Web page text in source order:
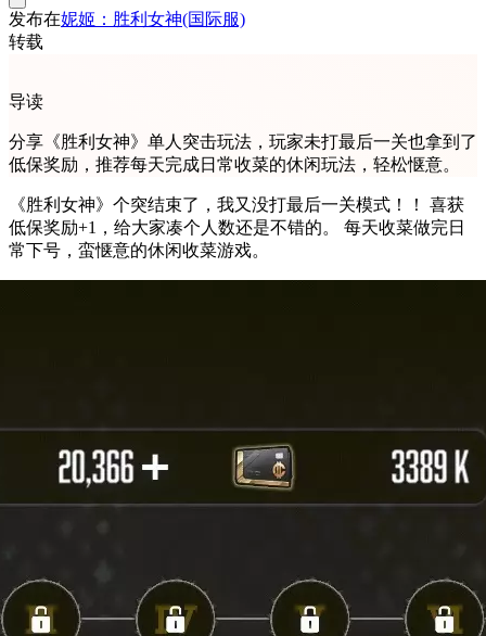
发布在妮姬：胜利女神(国际服)
转载
导读
分享《胜利女神》单人突击玩法，玩家未打最后一关也拿到了
低保奖励，推荐每天完成日常收菜的休闲玩法，轻松惬意。
《胜利女神》个突结束了，我又没打最后一关模式！！ 喜获
低保奖励+1，给大家凑个人数还是不错的。 每天收菜做完日
常下号，蛮惬意的休闲收菜游戏。